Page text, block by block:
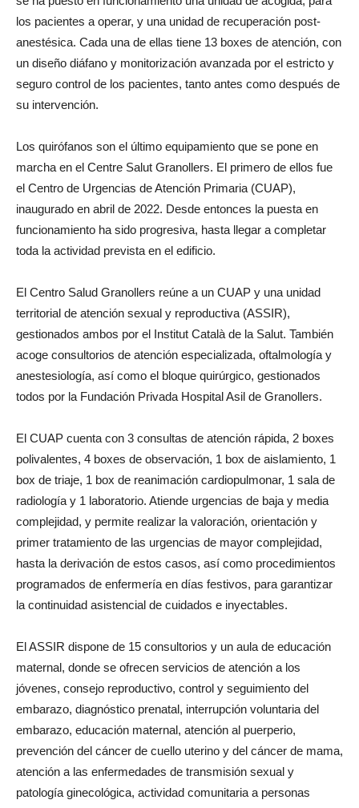
los pacientes a operar, y una unidad de recuperación post-
anestésica. Cada una de ellas tiene 13 boxes de atención, con
un diseño diáfano y monitorización avanzada por el estricto y
seguro control de los pacientes, tanto antes como después de
su intervención.
Los quirófanos son el último equipamiento que se pone en
marcha en el Centre Salut Granollers. El primero de ellos fue
el Centro de Urgencias de Atención Primaria (CUAP),
inaugurado en abril de 2022. Desde entonces la puesta en
funcionamiento ha sido progresiva, hasta llegar a completar
toda la actividad prevista en el edificio.
El Centro Salud Granollers reúne a un CUAP y una unidad
territorial de atención sexual y reproductiva (ASSIR),
gestionados ambos por el Institut Català de la Salut. También
acoge consultorios de atención especializada, oftalmología y
anestesiología, así como el bloque quirúrgico, gestionados
todos por la Fundación Privada Hospital Asil de Granollers.
El CUAP cuenta con 3 consultas de atención rápida, 2 boxes
polivalentes, 4 boxes de observación, 1 box de aislamiento, 1
box de triaje, 1 box de reanimación cardiopulmonar, 1 sala de
radiología y 1 laboratorio. Atiende urgencias de baja y media
complejidad, y permite realizar la valoración, orientación y
primer tratamiento de las urgencias de mayor complejidad,
hasta la derivación de estos casos, así como procedimientos
programados de enfermería en días festivos, para garantizar
la continuidad asistencial de cuidados e inyectables.
El ASSIR dispone de 15 consultorios y un aula de educación
maternal, donde se ofrecen servicios de atención a los
jóvenes, consejo reproductivo, control y seguimiento del
embarazo, diagnóstico prenatal, interrupción voluntaria del
embarazo, educación maternal, atención al puerperio,
prevención del cáncer de cuello uterino y del cáncer de mama,
atención a las enfermedades de transmisión sexual y
patología ginecológica, actividad comunitaria a personas